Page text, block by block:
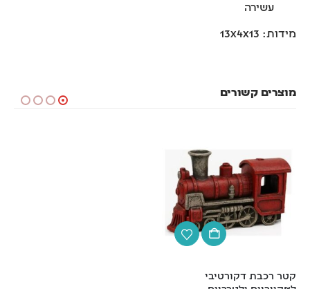
עשירה
מידות: 13x4x13
מוצרים קשורים
קטר רכבת דקורטיבי